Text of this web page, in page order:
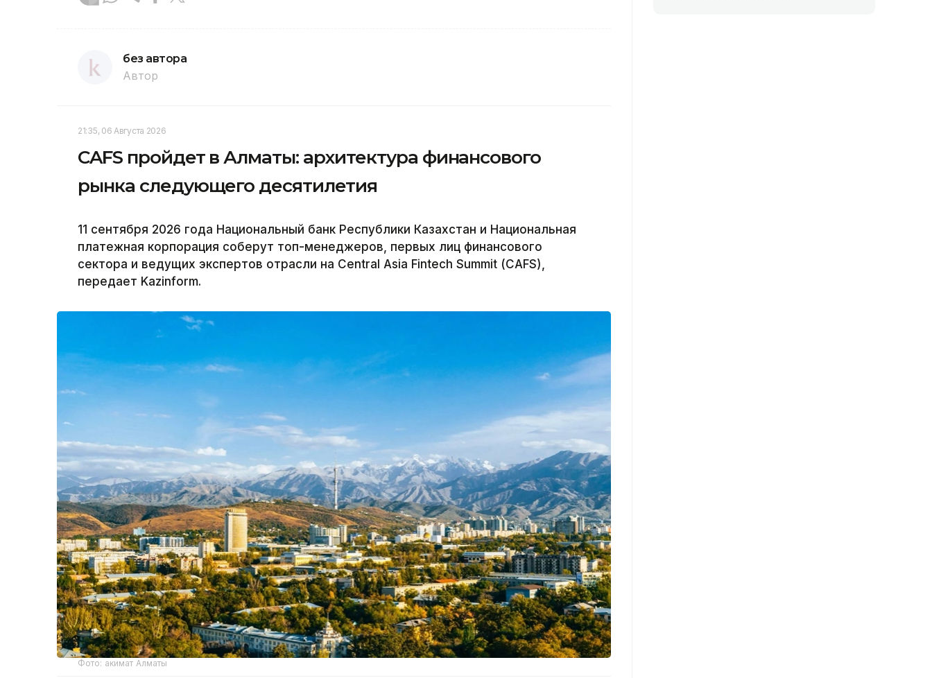
без автора
Автор
21:35, 06 Августа 2026
CAFS пройдет в Алматы: архитектура финансового
рынка следующего десятилетия
11 сентября 2026 года Национальный банк Республики Казахстан и Национальная
платежная корпорация соберут топ-менеджеров, первых лиц финансового
сектора и ведущих экспертов отрасли на Central Asia Fintech Summit (CAFS),
передает Kazinform.
Фото: акимат Алматы